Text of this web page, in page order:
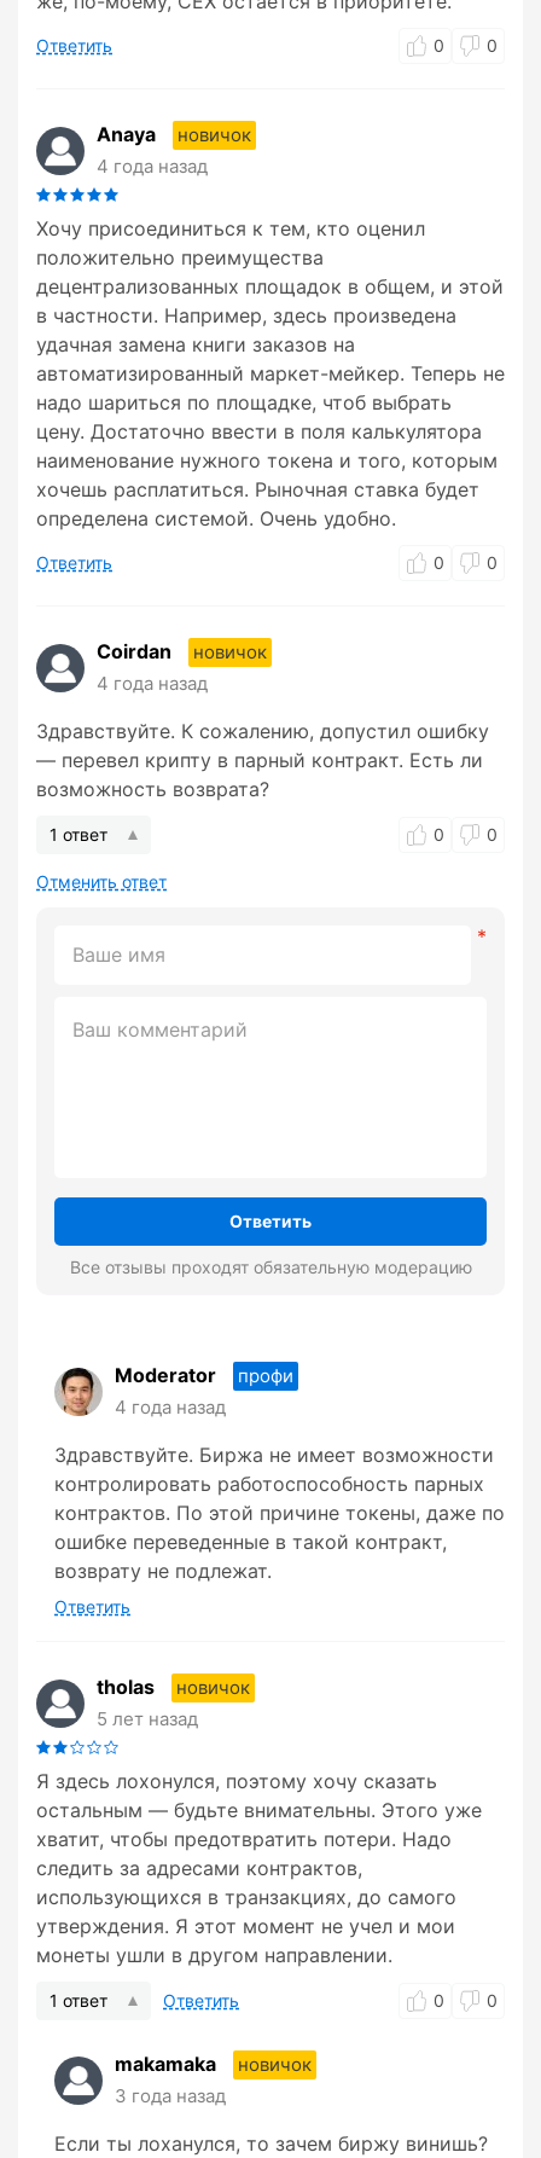
Ответить 0 0
Anaya
новичок
4 года назад
Хочу присоединиться к тем, кто оценил
положительно преимущества
децентрализованных площадок в общем, и этой
в частности. Например, здесь произведена
удачная замена книги заказов на
автоматизированный маркет-мейкер. Теперь не
надо шариться по площадке, чтоб выбрать
цену. Достаточно ввести в поля калькулятора
наименование нужного токена и того, которым
хочешь расплатиться. Рыночная ставка будет
определена системой. Очень удобно.
Ответить 0 0
Coirdan
новичок
4 года назад
Здравствуйте. К сожалению, допустил ошибку
— перевел крипту в парный контракт. Есть ли
возможность возврата?
Отменить ответ
Ответить
Все отзывы проходят обязательную модерацию
1 ответ 0 0
Moderator
профи
4 года назад
Здравствуйте. Биржа не имеет возможности
контролировать работоспособность парных
контрактов. По этой причине токены, даже по
ошибке переведенные в такой контракт,
возврату не подлежат.
Ответить
tholas
новичок
5 лет назад
Я здесь лохонулся, поэтому хочу сказать
остальным — будьте внимательны. Этого уже
хватит, чтобы предотвратить потери. Надо
следить за адресами контрактов,
использующихся в транзакциях, до самого
утверждения. Я этот момент не учел и мои
монеты ушли в другом направлении.
1 ответ Ответить 0 0
makamaka
новичок
3 года назад
Если ты лоханулся, то зачем биржу винишь?